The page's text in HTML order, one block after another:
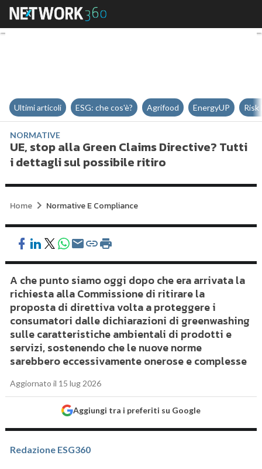
UE, stop alla Green Claims
Ultimi articoli ESG: che cos'è? Agrifood EnergyUP Risk
NORMATIVE
UE, stop alla Green Claims Directive? Tutti
i dettagli sul possibile ritiro
Home Normative E Compliance
A che punto siamo oggi dopo che era arrivata la
richiesta alla Commissione di ritirare la
proposta di direttiva volta a proteggere i
consumatori dalle dichiarazioni di greenwashing
sulle caratteristiche ambientali di prodotti e
servizi, sostenendo che le nuove norme
sarebbero eccessivamente onerose e complesse
Aggiornato il 15 lug 2026
Aggiungi tra i preferiti su Google
Redazione ESG360